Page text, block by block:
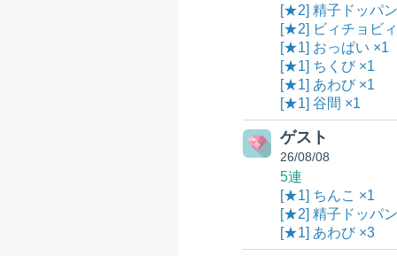
[★2] 精子ドッパ
[★2] ビィチョビ
[★1] おっぱい ×1
[★1] ちくび ×1
[★1] あわび ×1
[★1] 谷間 ×1
ゲスト
26/08/08
5連
[★1] ちんこ ×1
[★2] 精子ドッパ
[★1] あわび ×3